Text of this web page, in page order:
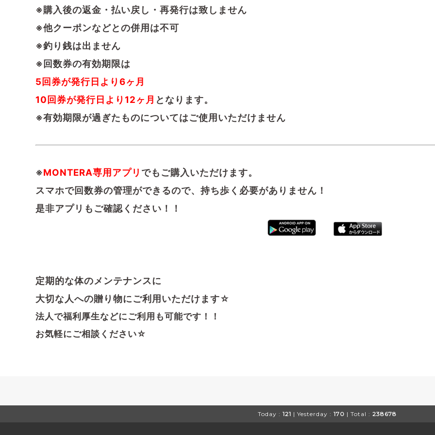
※購入後の返金・払い戻し・再発行は致しません
※他クーポンなどとの併用は不可
※釣り銭は出ません
※回数券の有効期限は
5回券が発行日より6ヶ月
10回券が発行日より12ヶ月 となります。
※有効期限が過ぎたものについてはご使用いただけません
※MONTERA専用アプリ でもご購入いただけます。
スマホで回数券の管理ができるので、持ち歩く必要がありません！
是非アプリもご確認ください！！
定期的な体のメンテナンスに
大切な人への贈り物にご利用いただけます☆
法人で福利厚生などにご利用も可能です！！
お気軽にご相談ください☆
Today : 121 | Yesterday : 170 | Total : 238678